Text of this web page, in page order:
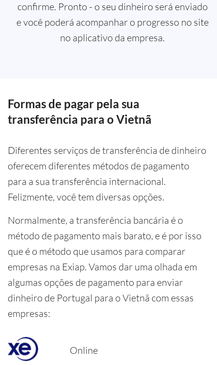
confirme. Pronto - o seu dinheiro será enviado
e você poderá acompanhar o progresso no site
no aplicativo da empresa.
Formas de pagar pela sua
transferência para o Vietnã
Diferentes serviços de transferência de dinheiro
oferecem diferentes métodos de pagamento
para a sua transferência internacional.
Felizmente, você tem diversas opções.
Normalmente, a transferência bancária é o
método de pagamento mais barato, e é por isso
que é o método que usamos para comparar
empresas na Exiap. Vamos dar uma olhada em
algumas opções de pagamento para enviar
dinheiro de Portugal para o Vietnã com essas
empresas:
Online